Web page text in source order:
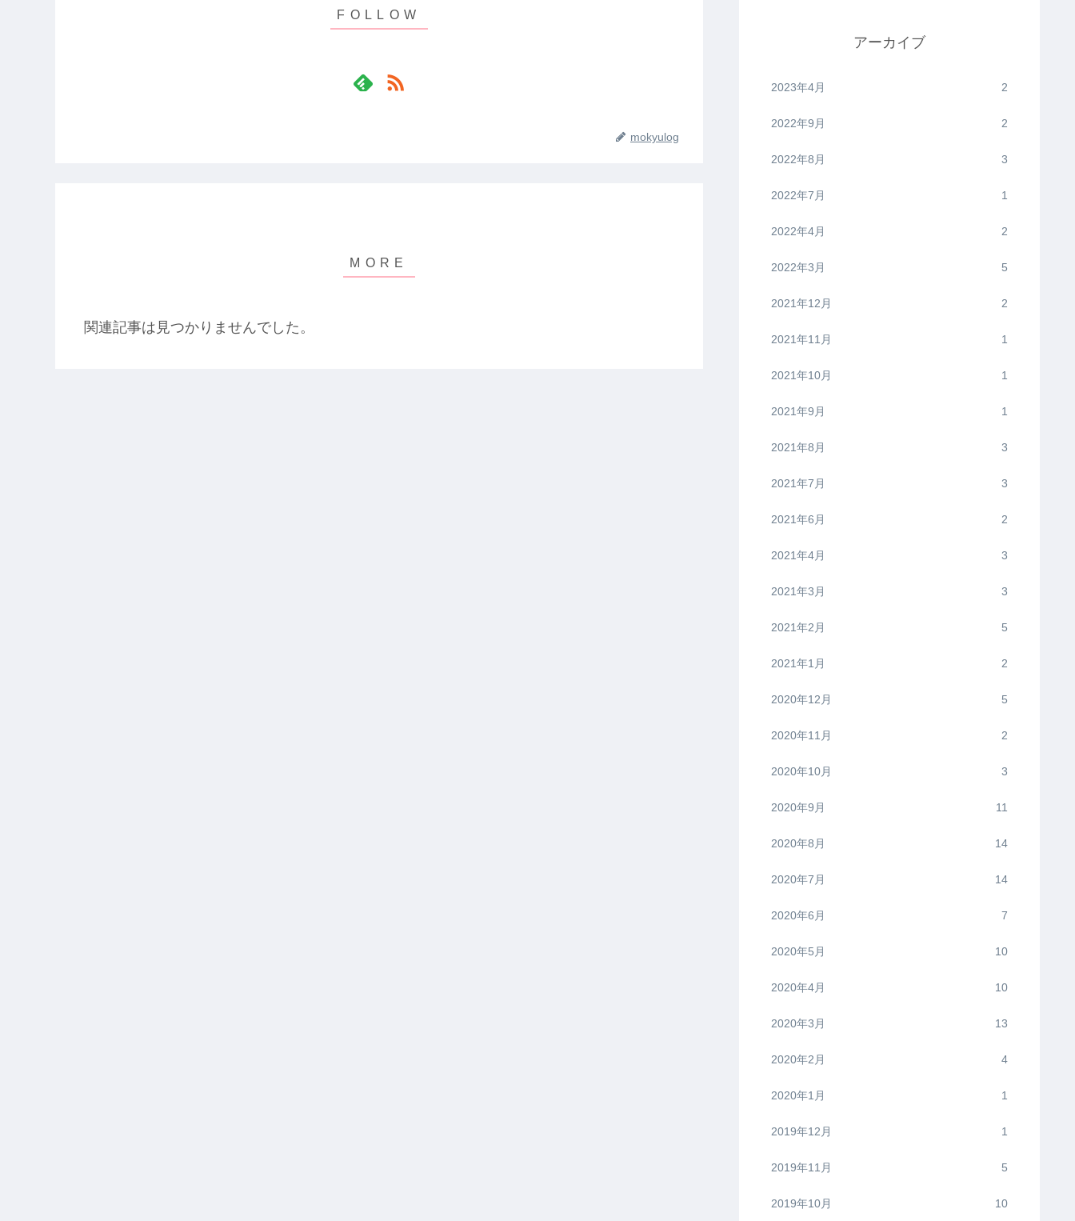
mokyulog
関連記事は見つかりませんでした。
アーカイブ
2023年4月 2
2022年9月 2
2022年8月 3
2022年7月 1
2022年4月 2
2022年3月 5
2021年12月 2
2021年11月 1
2021年10月 1
2021年9月 1
2021年8月 3
2021年7月 3
2021年6月 2
2021年4月 3
2021年3月 3
2021年2月 5
2021年1月 2
2020年12月 5
2020年11月 2
2020年10月 3
2020年9月 11
2020年8月 14
2020年7月 14
2020年6月 7
2020年5月 10
2020年4月 10
2020年3月 13
2020年2月 4
2020年1月 1
2019年12月 1
2019年11月 5
2019年10月 10